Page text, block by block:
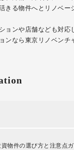
物件の選び方と注意点
きる物件へとリノベー
ョンや店舗なども対応
ンなら東京リノベンチ